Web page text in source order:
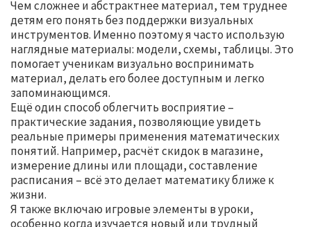
Чем сложнее и абстрактнее материал, тем труднее
детям его понять без поддержки визуальных
инструментов. Именно поэтому я часто использую
наглядные материалы: модели, схемы, таблицы. Это
помогает ученикам визуально воспринимать
материал, делать его более доступным и легко
запоминающимся.
Ещё один способ облегчить восприятие –
практические задания, позволяющие увидеть
реальные примеры применения математических
понятий. Например, расчёт скидок в магазине,
измерение длины или площади, составление
расписания – всё это делает математику ближе к
жизни.
Я также включаю игровые элементы в уроки,
особенно когда изучается новый или трудный